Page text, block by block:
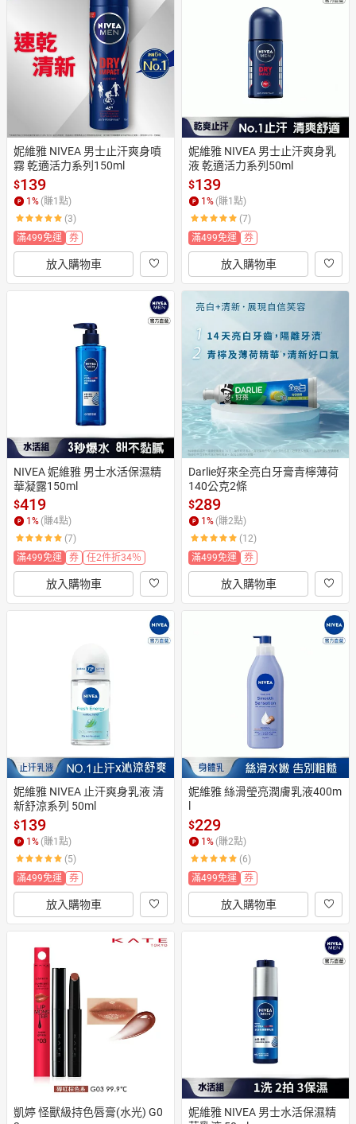
妮維雅 NIVEA 男士止汗爽身噴
霧 乾適活力系列150ml
$139
1% (賺1點)
(3)
滿499免運
券
放入購物車
妮維雅 NIVEA 男士止汗爽身乳
液 乾適活力系列50ml
$139
1% (賺1點)
(7)
滿499免運
券
放入購物車
NIVEA 妮維雅 男士水活保濕精
華凝露150ml
$419
1 % (賺4點)
(7)
滿499免運
券 任2件折34％
放入購物車
Darlie好來全亮白牙膏青檸薄荷
140公克2條
$289
1 % (賺2點)
(12)
滿499免運
券
放入購物車
妮維雅 NIVEA 止汗爽身乳液 清
新舒涼系列 50ml
$139
1% (賺1點)
(5)
滿499免運
券
放入購物車
妮維雅 絲滑瑩亮潤膚乳液400m
$229
1% (賺2點)
(6)
滿499免運
券
放入購物車
凱婷 怪獸級持色唇膏(水光) G0
妮維雅 NIVEA 男士水活保濕精